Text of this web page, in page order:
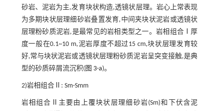
砂岩、泥岩为主,发育块状构造,透镜状层理。岩心上常表现
为多期块状层理细砂岩叠置发育,中间夹块状泥岩或透镜状
层理粉砂质泥岩,是最常见的岩相类型之一。岩相组合Ⅰ厚
度一般在0.1~10 m,泥岩厚度不超过15 cm,块状层理发育较
好,常与块状泥岩或透镜状层理粉砂质泥岩呈突变接触,是典
型的砂质碎屑流沉积(图 3-a)。
2)岩相组合Ⅱ: Sm-Smm
岩相组合Ⅱ主要由上覆块状层理细砂岩(Sm)和下伏含泥